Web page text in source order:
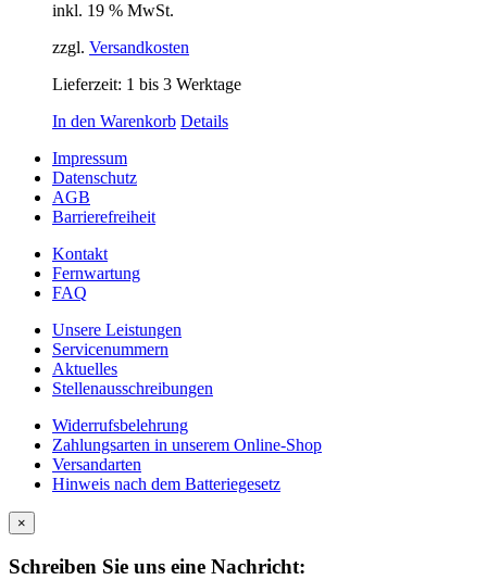
inkl. 19 % MwSt.
zzgl. Versandkosten
Lieferzeit: 1 bis 3 Werktage
In den Warenkorb Details
Impressum
Datenschutz
AGB
Barrierefreiheit
Kontakt
Fernwartung
FAQ
Unsere Leistungen
Servicenummern
Aktuelles
Stellenausschreibungen
Widerrufsbelehrung
Zahlungsarten in unserem Online-Shop
Versandarten
Hinweis nach dem Batteriegesetz
×
Schreiben Sie uns eine Nachricht: